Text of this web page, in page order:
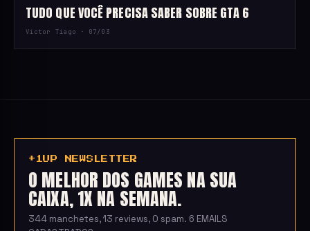
TUDO QUE VOCÊ PRECISA SABER SOBRE GTA 6
Victor Tiago · 07/03
+1UP NEWSLETTER
O MELHOR DOS GAMES NA SUA
CAIXA, 1X NA SEMANA.
344 manchetes, 13 reviews, 0 spam. 6 EMAILS